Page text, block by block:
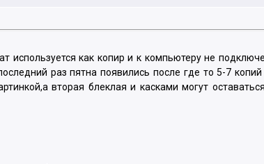
используется как копир и к компьютеру не
раз пятна появились после где то 5-7
вторая блеклая и касками могут